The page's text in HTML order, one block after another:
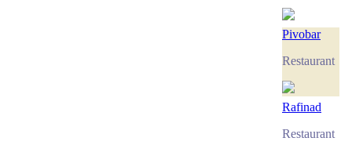
Pivobar
Restaurant
Rafinad
Restaurant